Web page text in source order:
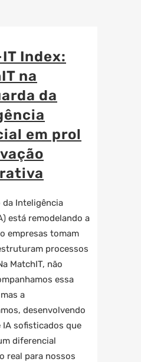
Index:
na
da
em prol
da Inteligência
está remodelando a
empresas tomam
processos
MatchIT, não
essa
a
desenvolvendo
IA sofisticados que
diferencial
real para nossos